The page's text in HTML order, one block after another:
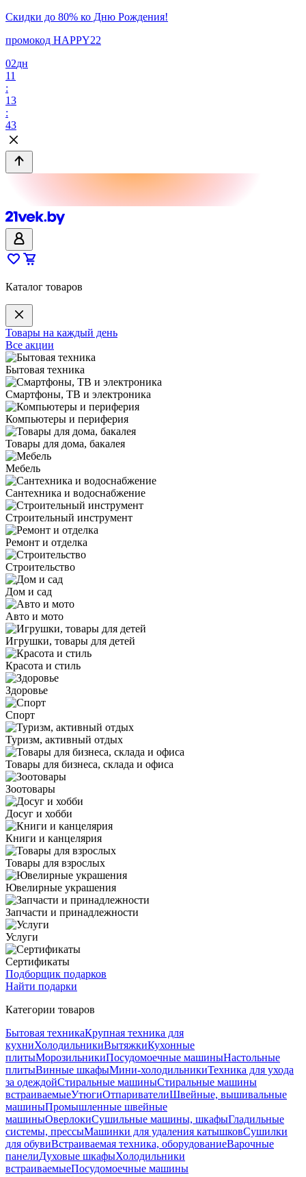
Скидки до 80% ко Дню Рождения!
промокод HAPPY22
02дн
11
:
13
:
43
Каталог товаров
Товары на каждый день
Все акции
Бытовая техника
Смартфоны, ТВ и электроника
Компьютеры и периферия
Товары для дома, бакалея
Мебель
Сантехника и водоснабжение
Строительный инструмент
Ремонт и отделка
Строительство
Дом и сад
Авто и мото
Игрушки, товары для детей
Красота и стиль
Здоровье
Спорт
Туризм, активный отдых
Товары для бизнеса, склада и офиса
Зоотовары
Досуг и хобби
Книги и канцелярия
Товары для взрослых
Ювелирные украшения
Запчасти и принадлежности
Услуги
Сертификаты
Подборщик подарков
Найти подарки
Категории товаров
Бытовая техникаКрупная техника для
кухниХолодильникиВытяжкиКухонные
плитыМорозильникиПосудомоечные машиныНастольные
плитыВинные шкафыМини-холодильникиТехника для ухода
за одеждойСтиральные машиныСтиральные машины
встраиваемыеУтюгиОтпаривателиШвейные, вышивальные
машиныПромышленные швейные
машиныОверлокиСушильные машины, шкафыГладильные
системы, прессыМашинки для удаления катышковСушилки
для обувиВстраиваемая техника, оборудованиеВарочные
панелиДуховые шкафыХолодильники
встраиваемыеПосудомоечные машины